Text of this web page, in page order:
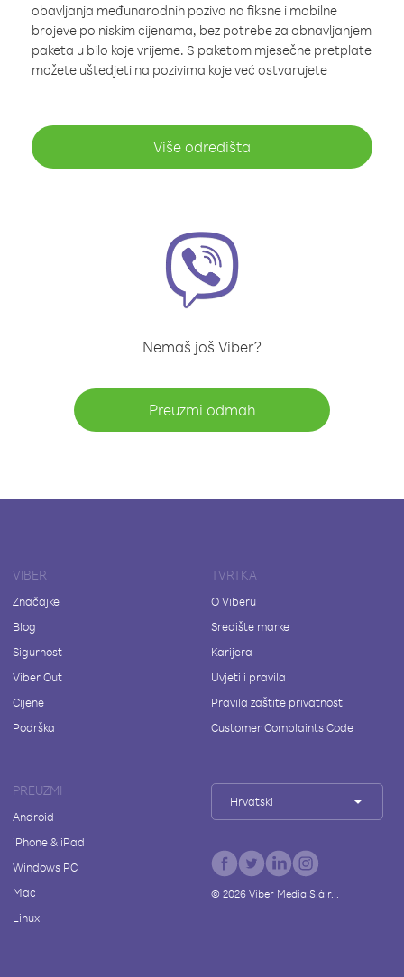
obavljanja međunarodnih poziva na fiksne i mobilne
brojeve po niskim cijenama, bez potrebe za obnavljanjem
paketa u bilo koje vrijeme. S paketom mjesečne pretplate
možete uštedjeti na pozivima koje već ostvarujete
Više odredišta
Nemaš još Viber?
Preuzmi odmah
VIBER
Značajke
Blog
Sigurnost
Viber Out
Cijene
Podrška
TVRTKA
O Viberu
Središte marke
Karijera
Uvjeti i pravila
Pravila zaštite privatnosti
Customer Complaints Code
PREUZMI
Android
iPhone & iPad
Windows PC
Mac
Linux
Hrvatski
© 2026Viber Media S.à r.l.